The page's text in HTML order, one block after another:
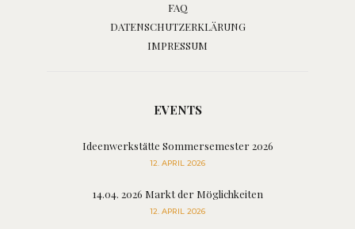
FAQ
DATENSCHUTZERKLÄRUNG
IMPRESSUM
EVENTS
Ideenwerkstätte Sommersemester 2026
12. APRIL 2026
14.04. 2026 Markt der Möglichkeiten
12. APRIL 2026